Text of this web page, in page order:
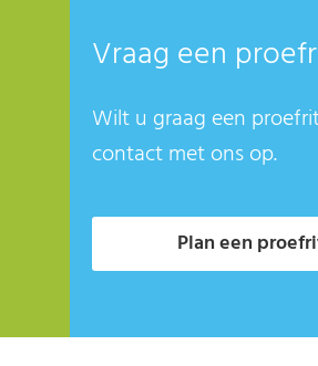
Vraag een
Wilt u graag een
contact met ons op.
Plan een